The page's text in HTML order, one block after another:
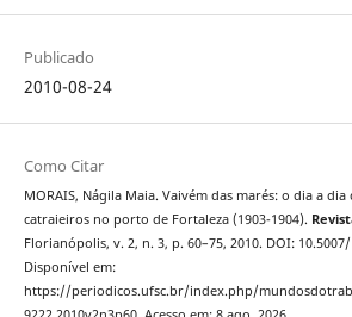
Publicado
2010-08-24
Como Citar
MORAIS, Nágila Maia. Vaivém das marés: o dia a
catraieiros no porto de Fortaleza (1903-1904).
Florianópolis, v. 2, n. 3, p. 60–75, 2010. DOI:
Disponível em:
https://periodicos.ufsc.br/index.php/